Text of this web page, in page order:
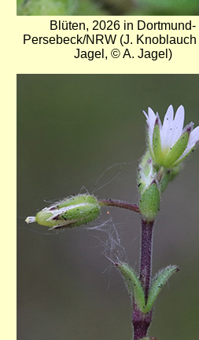
Blüten, 2026 in Dortmund-
Persebeck/NRW (J. Knoblauch
Jagel, © A. Jagel)